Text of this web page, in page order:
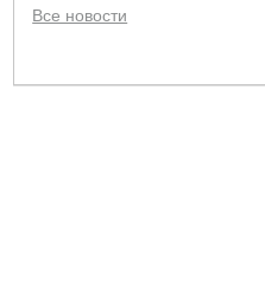
Все новости